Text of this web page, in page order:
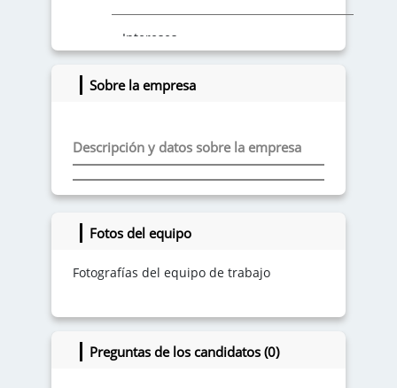
Intereses
Sobre la empresa
Descripción y datos sobre la empresa
Fotos del equipo
Fotografías del equipo de trabajo
Preguntas de los candidatos (0)